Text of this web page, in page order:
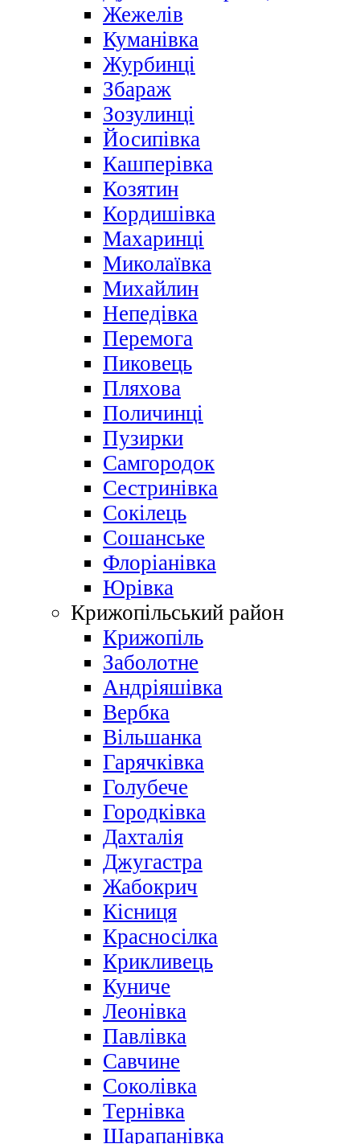
Жежелів
Куманівка
Журбинці
Збараж
Зозулинці
Йосипівка
Кашперівка
Козятин
Кордишівка
Махаринці
Миколаївка
Михайлин
Непедівка
Перемога
Пиковець
Пляхова
Поличинці
Пузирки
Самгородок
Сестринівка
Сокілець
Сошанське
Флоріанівка
Юрівка
Крижопільський район
Крижопіль
Заболотне
Андріяшівка
Вербка
Вільшанка
Гарячківка
Голубече
Городківка
Дахталія
Джугастра
Жабокрич
Кісниця
Красносілка
Крикливець
Куниче
Леонівка
Павлівка
Савчине
Соколівка
Тернівка
Шарапанівка